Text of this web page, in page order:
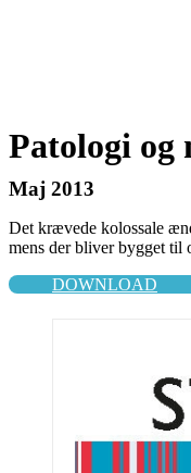
Patologi
Maj 2013
Det krævede kolossale
mens der bliver bygget til
DOWNLOAD